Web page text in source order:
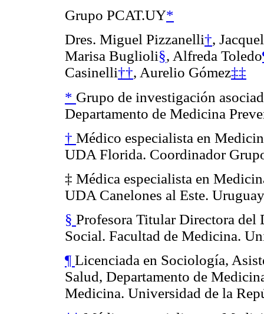
Grupo PCAT.UY*
Dres. Miguel Pizzanelli†,
Marisa Buglioli§, Alfreda Toledo
Casinelli††, Aurelio Gómez‡‡
* Grupo de investigación
Departamento de Medicina
† Médico especialista en
UDA Florida. Coordinador
‡ Médica especialista en
UDA Canelones al Este.
§ Profesora Titular Directora del
Social. Facultad de Medicina.
¶ Licenciada en Sociología,
Salud, Departamento de
Medicina. Universidad de la